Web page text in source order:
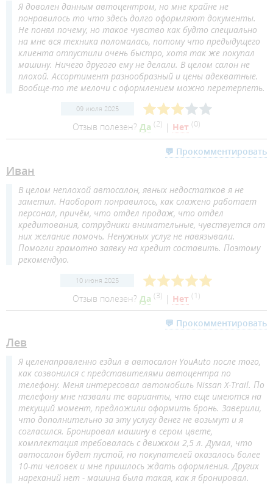
Я доволен данным автоцентром, но мне крайне не
понравилось то что здесь долго оформляют документы.
Не понял почему, но такое чувство как будто специально
на мне вся техника поломалась, потому что предыдущего
клиента отпустили очень быстро, хотя так же покупал
машину. Ничего другого ему не делали. В целом салон не
плохой. Ассортимент разнообразный и цены адекватные.
Вообще-то те мелочи с оформлением можно перетерпеть.
09 июля 2025
Отзыв полезен? Да (2) | Нет (0)
💬 Прокомментировать
Иван
В целом неплохой автосалон, явных недостатков я не
заметил. Наоборот понравилось, как слажено работает
персонал, причём, что отдел продаж, что отдел
кредитования, сотрудники внимательные, чувствуется от
них желание помочь. Ненужных услуг не навязывали.
Помогли грамотно заявку на кредит составить. Поэтому
рекомендую.
10 июня 2025
Отзыв полезен? Да (3) | Нет (1 )
💬 Прокомментировать
Лев
Я целенаправленно ездил в автосалон YouAuto после того,
как созвонился с представителями автоцентра по
телефону. Меня интересовал автомобиль Nissan X-Trail. По
телефону мне назвали те варианты, что еще имеются на
текущий момент, предложили оформить бронь. Заверили,
что дополнительно за эту услугу денег не возьмут и я
согласился. Бронировал машину в сером цвете,
комплектация требовалась с движком 2,5 л. Думал, что
автосалон будет пустой, но покупателей оказалось более
10-ти человек и мне пришлось ждать оформления. Других
нареканий нет - машина была такая, как я бронировал.